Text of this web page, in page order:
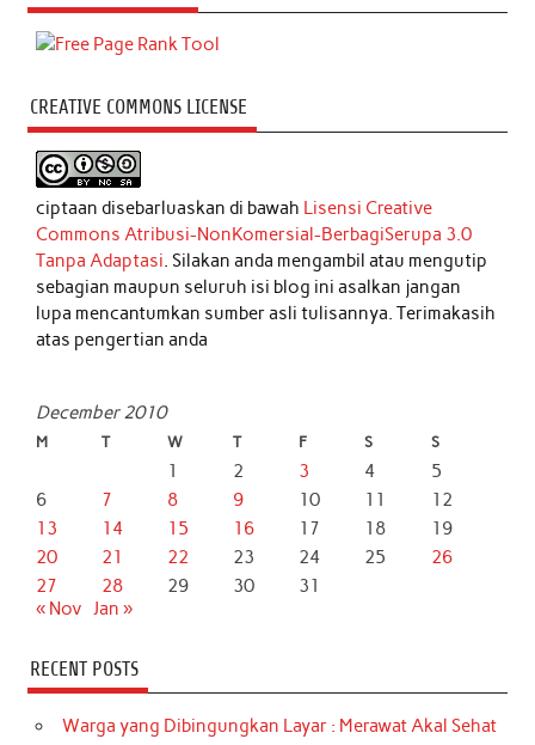
CREATIVE COMMONS LICENSE
ciptaan disebarluaskan di bawah Lisensi Creative
Commons Atribusi-NonKomersial-BerbagiSerupa 3.0
Tanpa Adaptasi. Silakan anda mengambil atau mengutip
sebagian maupun seluruh isi blog ini asalkan jangan
lupa mencantumkan sumber asli tulisannya. Terimakasih
atas pengertian anda
December 2010
M T W T F S S
1 2 3 4
5
6
7 8 9 10 11
12
13
14 15 16 17 18
19
20
21 22 23 24 25
26
27
28 29 30
31
« Nov Jan »
RECENT POSTS
Warga yang Dibingungkan Layar : Merawat Akal Sehat